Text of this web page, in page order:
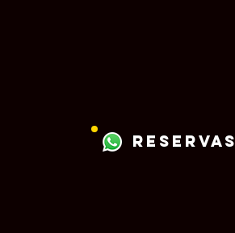
reservas